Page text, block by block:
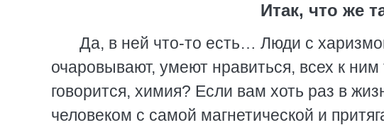
Итак, что же
Да, в ней что-то есть… Люди с
очаровывают, умеют нравиться, всех к
говорится, химия? Если вам хоть раз в
человеком с самой магнетической и